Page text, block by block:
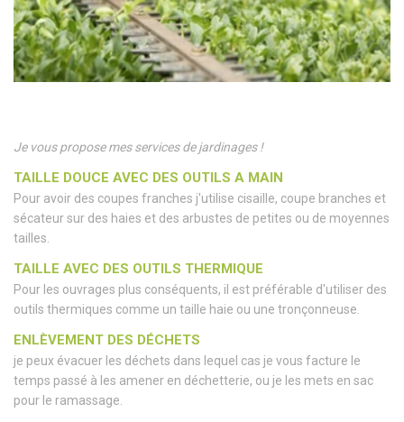
Je vous propose mes services de jardinages !
TAILLE DOUCE AVEC DES OUTILS A MAIN
Pour avoir des coupes franches j'utilise cisaille, coupe branches et
sécateur sur des haies et des arbustes de petites ou de moyennes
tailles.
TAILLE AVEC DES OUTILS THERMIQUE
Pour les ouvrages plus conséquents, il est préférable d'utiliser des
outils thermiques comme un taille haie ou une tronçonneuse.
ENLÈVEMENT DES DÉCHETS
je peux évacuer les déchets dans lequel cas je vous facture le
temps passé à les amener en déchetterie, ou je les mets en sac
pour le ramassage.